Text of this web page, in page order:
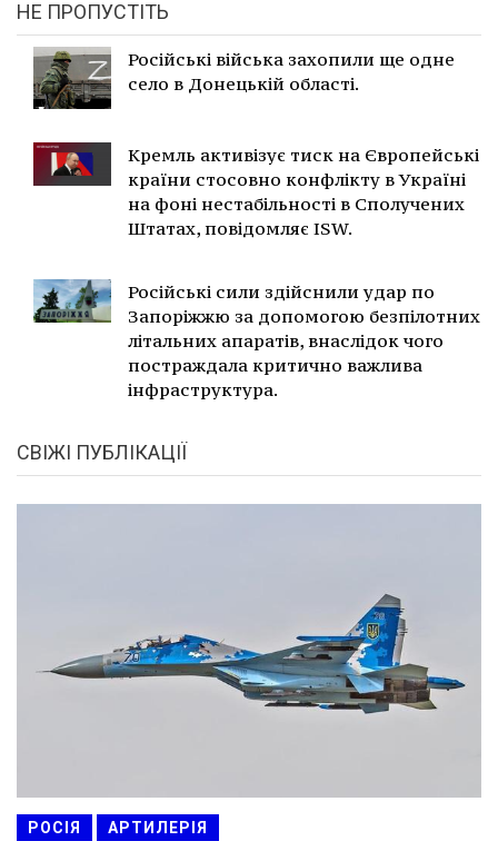
НЕ ПРОПУСТІТЬ
Російські війська захопили ще одне
село в Донецькій області.
Кремль активізує тиск на Європейські
країни стосовно конфлікту в Україні
на фоні нестабільності в Сполучених
Штатах, повідомляє ISW.
Російські сили здійснили удар по
Запоріжжю за допомогою безпілотних
літальних апаратів, внаслідок чого
постраждала критично важлива
інфраструктура.
СВІЖІ ПУБЛІКАЦІЇ
РОСІЯ АРТИЛЕРІЯ